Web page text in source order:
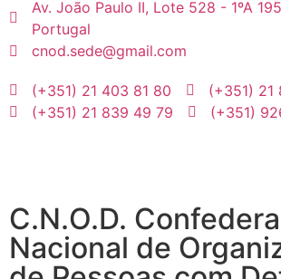
Av. João Paulo II, Lote 528 - 1ºA
Portugal
cnod.sede@gmail.com
(+351) 21 403 81 80
(+351) 21
(+351) 21 839 49 79
(+351)
C.N.O.D.
Nacional de